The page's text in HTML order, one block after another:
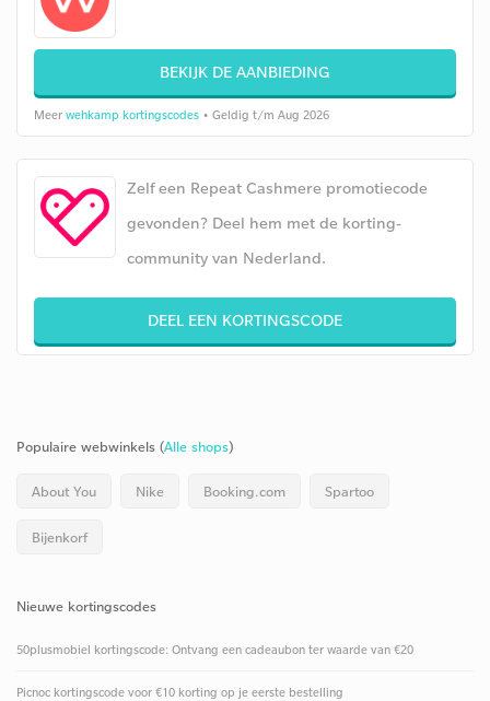
BEKIJK DE AANBIEDING
Meer wehkamp kortingscodes • Geldig t/m Aug 2026
Zelf een Repeat Cashmere promotiecode
gevonden? Deel hem met de korting-
community van Nederland.
DEEL EEN KORTINGSCODE
Populaire webwinkels (Alle shops)
About You Nike Booking.com Spartoo
Bijenkorf
Nieuwe kortingscodes
50plusmobiel kortingscode: Ontvang een cadeaubon ter waarde van €20
Picnoc kortingscode voor €10 korting op je eerste bestelling